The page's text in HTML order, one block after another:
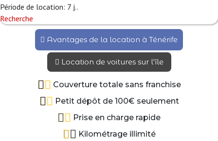
Période de location: 7 j..
Recherche
Avantages de la location à Ténérife
Location de voitures sur l'île
Couverture totale sans franchise
Petit dépôt de 100€ seulement
Prise en charge rapide
Kilométrage illimité